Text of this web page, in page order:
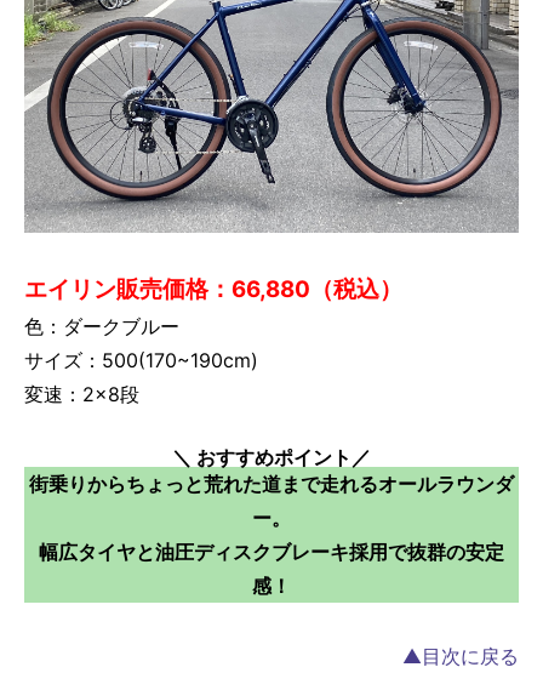
エイリン販売価格：66,880（税込）
色：ダークブルー
サイズ：500(170~190cm)
変速：2×8段
＼ おすすめポイント／
街乗りからちょっと荒れた道まで走れるオールラウンダ
ー。
幅広タイヤと油圧ディスクブレーキ採用で抜群の安定
感！
▲目次に戻る